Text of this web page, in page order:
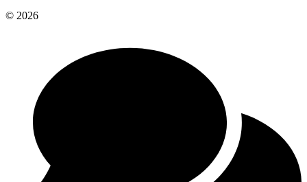
© 2026